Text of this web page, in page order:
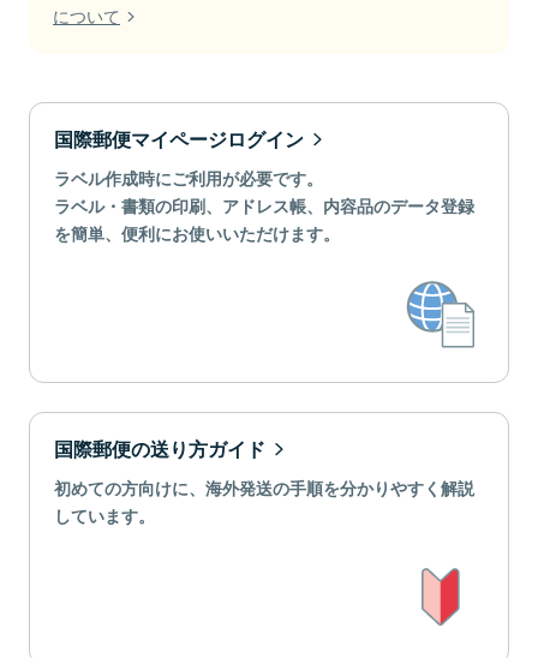
について
国際郵便マイページログイン
ラベル作成時にご利用が必要です。
ラベル・書類の印刷、アドレス帳、内容品のデータ登録
を簡単、便利にお使いいただけます。
国際郵便の送り方ガイド
初めての方向けに、海外発送の手順を分かりやすく解説
しています。